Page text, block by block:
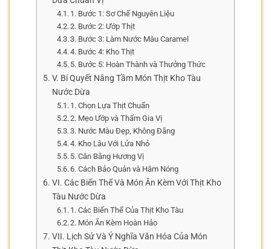
1. Bước 1: Sơ Chế Nguyên Liệu
2. Bước 2: Ướp Thịt
3. Bước 3: Làm Nước Màu Caramel
4. Bước 4: Kho Thịt
5. Bước 5: Hoàn Thành và Thưởng Thức
V. Bí Quyết Nâng Tầm Món Thịt Kho Tàu
Nước Dừa
1. Chọn Lựa Thịt Chuẩn
2. Mẹo Ướp và Thấm Gia Vị
3. Nước Màu Đẹp, Không Đắng
4. Kho Lâu Với Lửa Nhỏ
5. Cân Bằng Hương Vị
6. Cách Bảo Quản và Hâm Nóng
VI. Các Biến Thể Và Món Ăn Kèm Với Thịt Kho
Tàu Nước Dừa
1. Các Biến Thể Của Thịt Kho Tàu
2. Món Ăn Kèm Hoàn Hảo
VII. Lịch Sử Và Ý Nghĩa Văn Hóa Của Món